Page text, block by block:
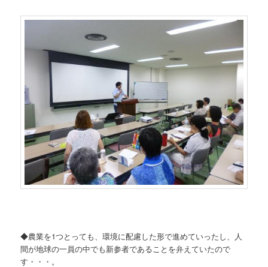
◆農業を1つとっても、環境に配慮した形で進めていったし、人
間が地球の一員の中でも新参者であることを弁えていたので
す・・・。